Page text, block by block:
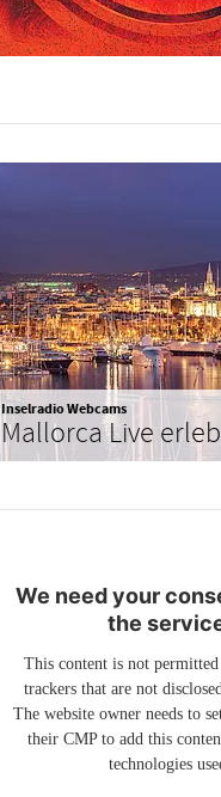
Inselradio Webcams
Mallorca Live
We need your
the
This content is not
trackers that are not
The website owner needs to
their CMP to add this
technologies